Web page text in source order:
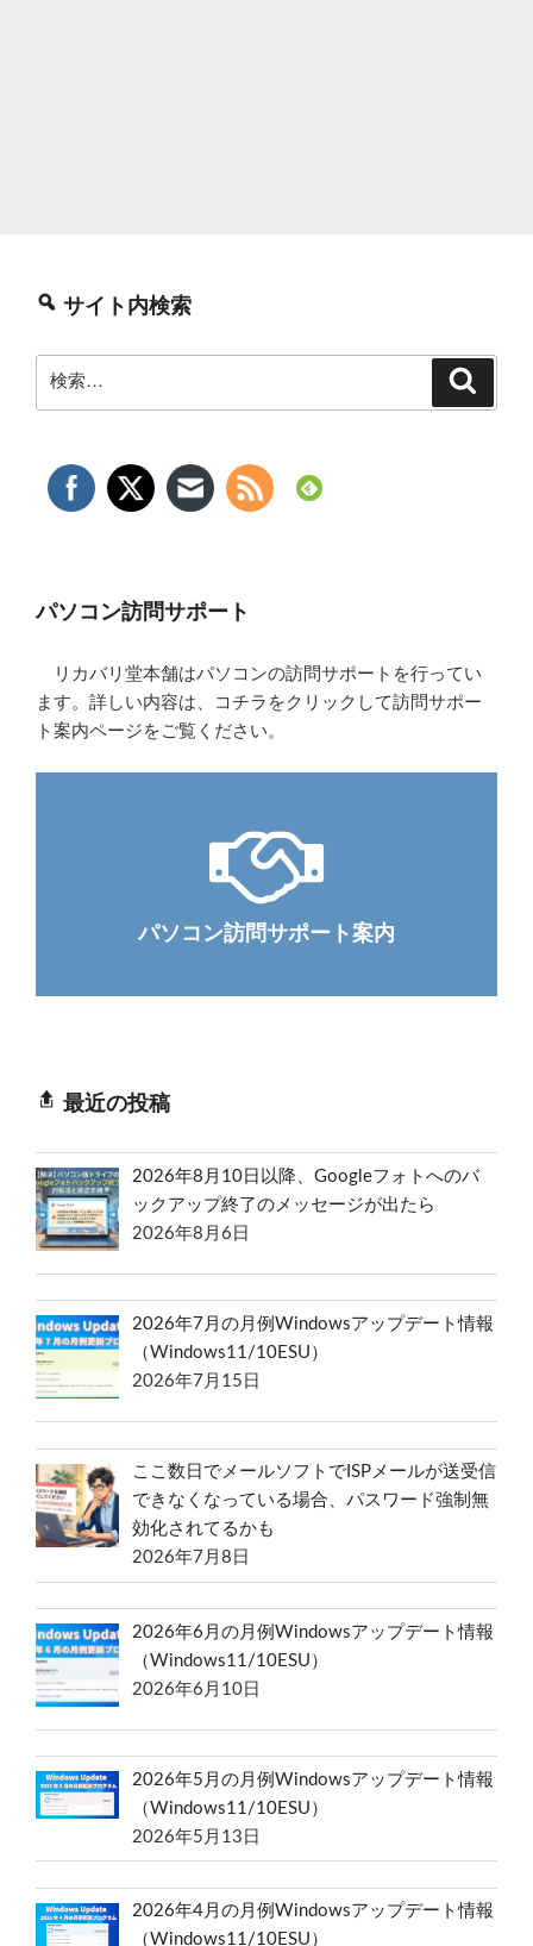
サイト内検索
パソコン訪問サポート
リカバリ堂本舗はパソコンの訪問サポートを行ってい
ます。詳しい内容は、コチラをクリックして訪問サポー
ト案内ページをご覧ください。
パソコン訪問サポート案内
最近の投稿
2026年8月10日以降、Googleフォトへのバ
ックアップ終了のメッセージが出たら
2026年8月6日
2026年7月の月例Windowsアップデート情報
（Windows11/10ESU）
2026年7月15日
ここ数日でメールソフトでISPメールが送受信
できなくなっている場合、パスワード強制無
効化されてるかも
2026年7月8日
2026年6月の月例Windowsアップデート情報
（Windows11/10ESU）
2026年6月10日
2026年5月の月例Windowsアップデート情報
（Windows11/10ESU）
2026年5月13日
2026年4月の月例Windowsアップデート情報
（Windows11/10ESU）